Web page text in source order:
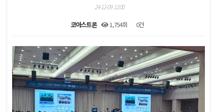
24-12-09 12:00
코아스트론 1,754회 0건
본문